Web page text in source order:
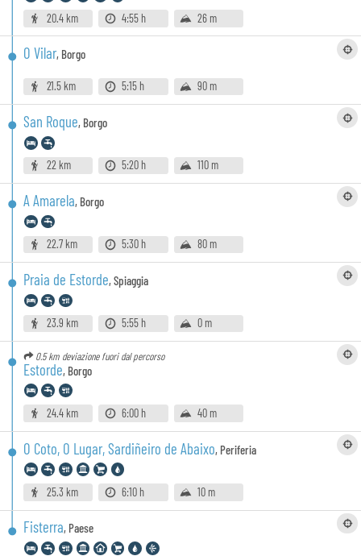
20.4 km 4:55 h 26 m
O Vilar, Borgo
21.5 km 5:15 h 90 m
San Roque, Borgo
22 km 5:20 h 110 m
A Amarela, Borgo
22.7 km 5:30 h 80 m
Praia de Estorde,Spiaggia
23.9 km 5:55 h 0 m
0.5 km deviazione fuori dal percorso
Estorde, Borgo
24.4 km 6:00 h 40 m
O Coto, O Lugar, Sardiñeiro de Abaixo, Periferia
25.3 km 6:10 h 10 m
Fisterra, Paese